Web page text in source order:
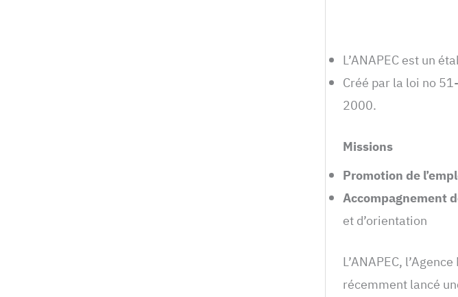
L’ANAPEC est un
Créé par la loi no
2000.
Missions
Promotion de
Accompagnement
et d’orientation
L’ANAPEC,
récemment lancé